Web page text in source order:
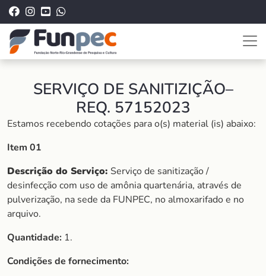
SERVIÇO DE SANITIZIÇÃO–
REQ. 57152023
Estamos recebendo cotações para o(s) material (is) abaixo:
Item 01
Descrição do Serviço: Serviço de sanitização /
desinfecção com uso de amônia quartenária, através de
pulverização, na sede da FUNPEC, no almoxarifado e no
arquivo.
Quantidade: 1.
Condições de fornecimento: